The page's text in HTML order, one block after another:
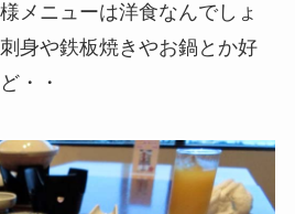
メニューは洋食なんでしょ
身や鉄板焼きやお鍋とか好
・・